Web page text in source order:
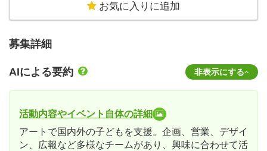
お気に入りに追加
募集詳細
AIによる要約 非表示にする
活動内容やイベント自体の詳細
アートで国内外の子どもを支援。企画、営業、デザイ
ン、広報など多様なチームがあり、興味に合わせて活